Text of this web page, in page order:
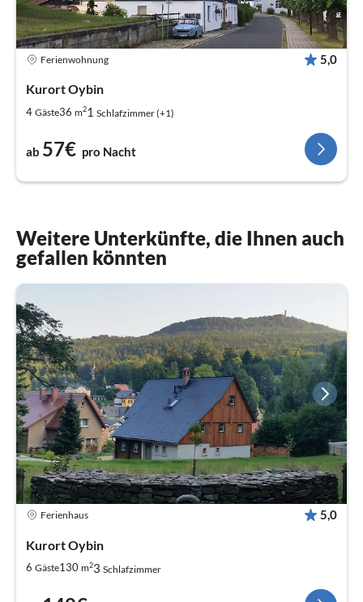
Ferienwohnung 5,0
Kurort Oybin
4 Gäste36 m21 Schlafzimmer (+1)
ab 57€ pro Nacht
Weitere Unterkünfte, die Ihnen auch
gefallen könnten
Ferienhaus 5,0
Kurort Oybin
6 Gäste130 m23 Schlafzimmer